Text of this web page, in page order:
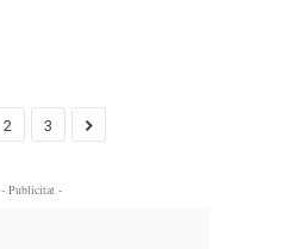
2 3
- Publicitat -